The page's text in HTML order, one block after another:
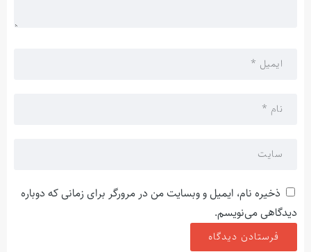
ذخیره نام، ایمیل و وبسایت من در مرورگر برای زمانی که دوباره
دیدگاهی می‌نویسم.